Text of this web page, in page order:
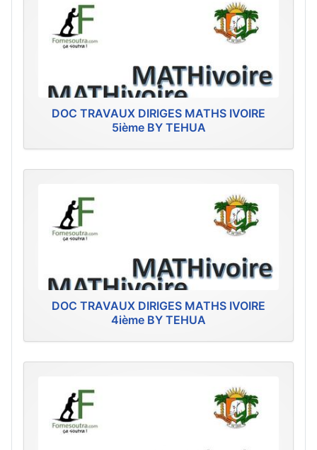
DOC TRAVAUX DIRIGES MATHS IVOIRE
5ième BY TEHUA
DOC TRAVAUX DIRIGES MATHS IVOIRE
4ième BY TEHUA